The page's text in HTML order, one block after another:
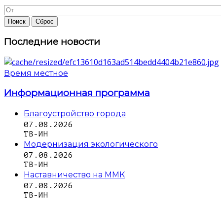
Последние новости
Время местное
Информационная программа
Благоустройство города
07.08.2026
ТВ-ИН
Модернизация экологического
07.08.2026
ТВ-ИН
Наставничество на ММК
07.08.2026
ТВ-ИН